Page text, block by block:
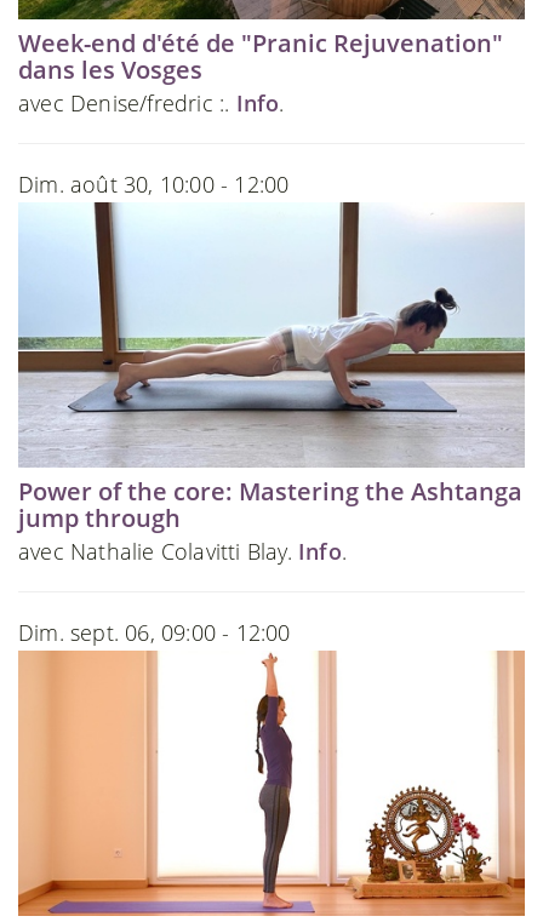
Week-end d'été de "Pranic Rejuvenation"
dans les Vosges
avec Denise/fredric :. Info.
Dim. août 30, 10:00 - 12:00
Power of the core: Mastering the Ashtanga
jump through
avec Nathalie Colavitti Blay. Info.
Dim. sept. 06, 09:00 - 12:00